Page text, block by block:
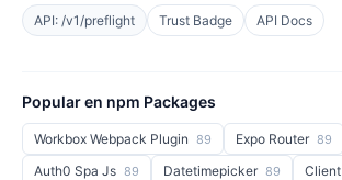
API: /v1/preflight Trust Badge API Docs
Popular en npm Packages
Workbox Webpack Plugin 89 Expo Router 89
Auth0 Spa Js 89 Datetimepicker 89 Client